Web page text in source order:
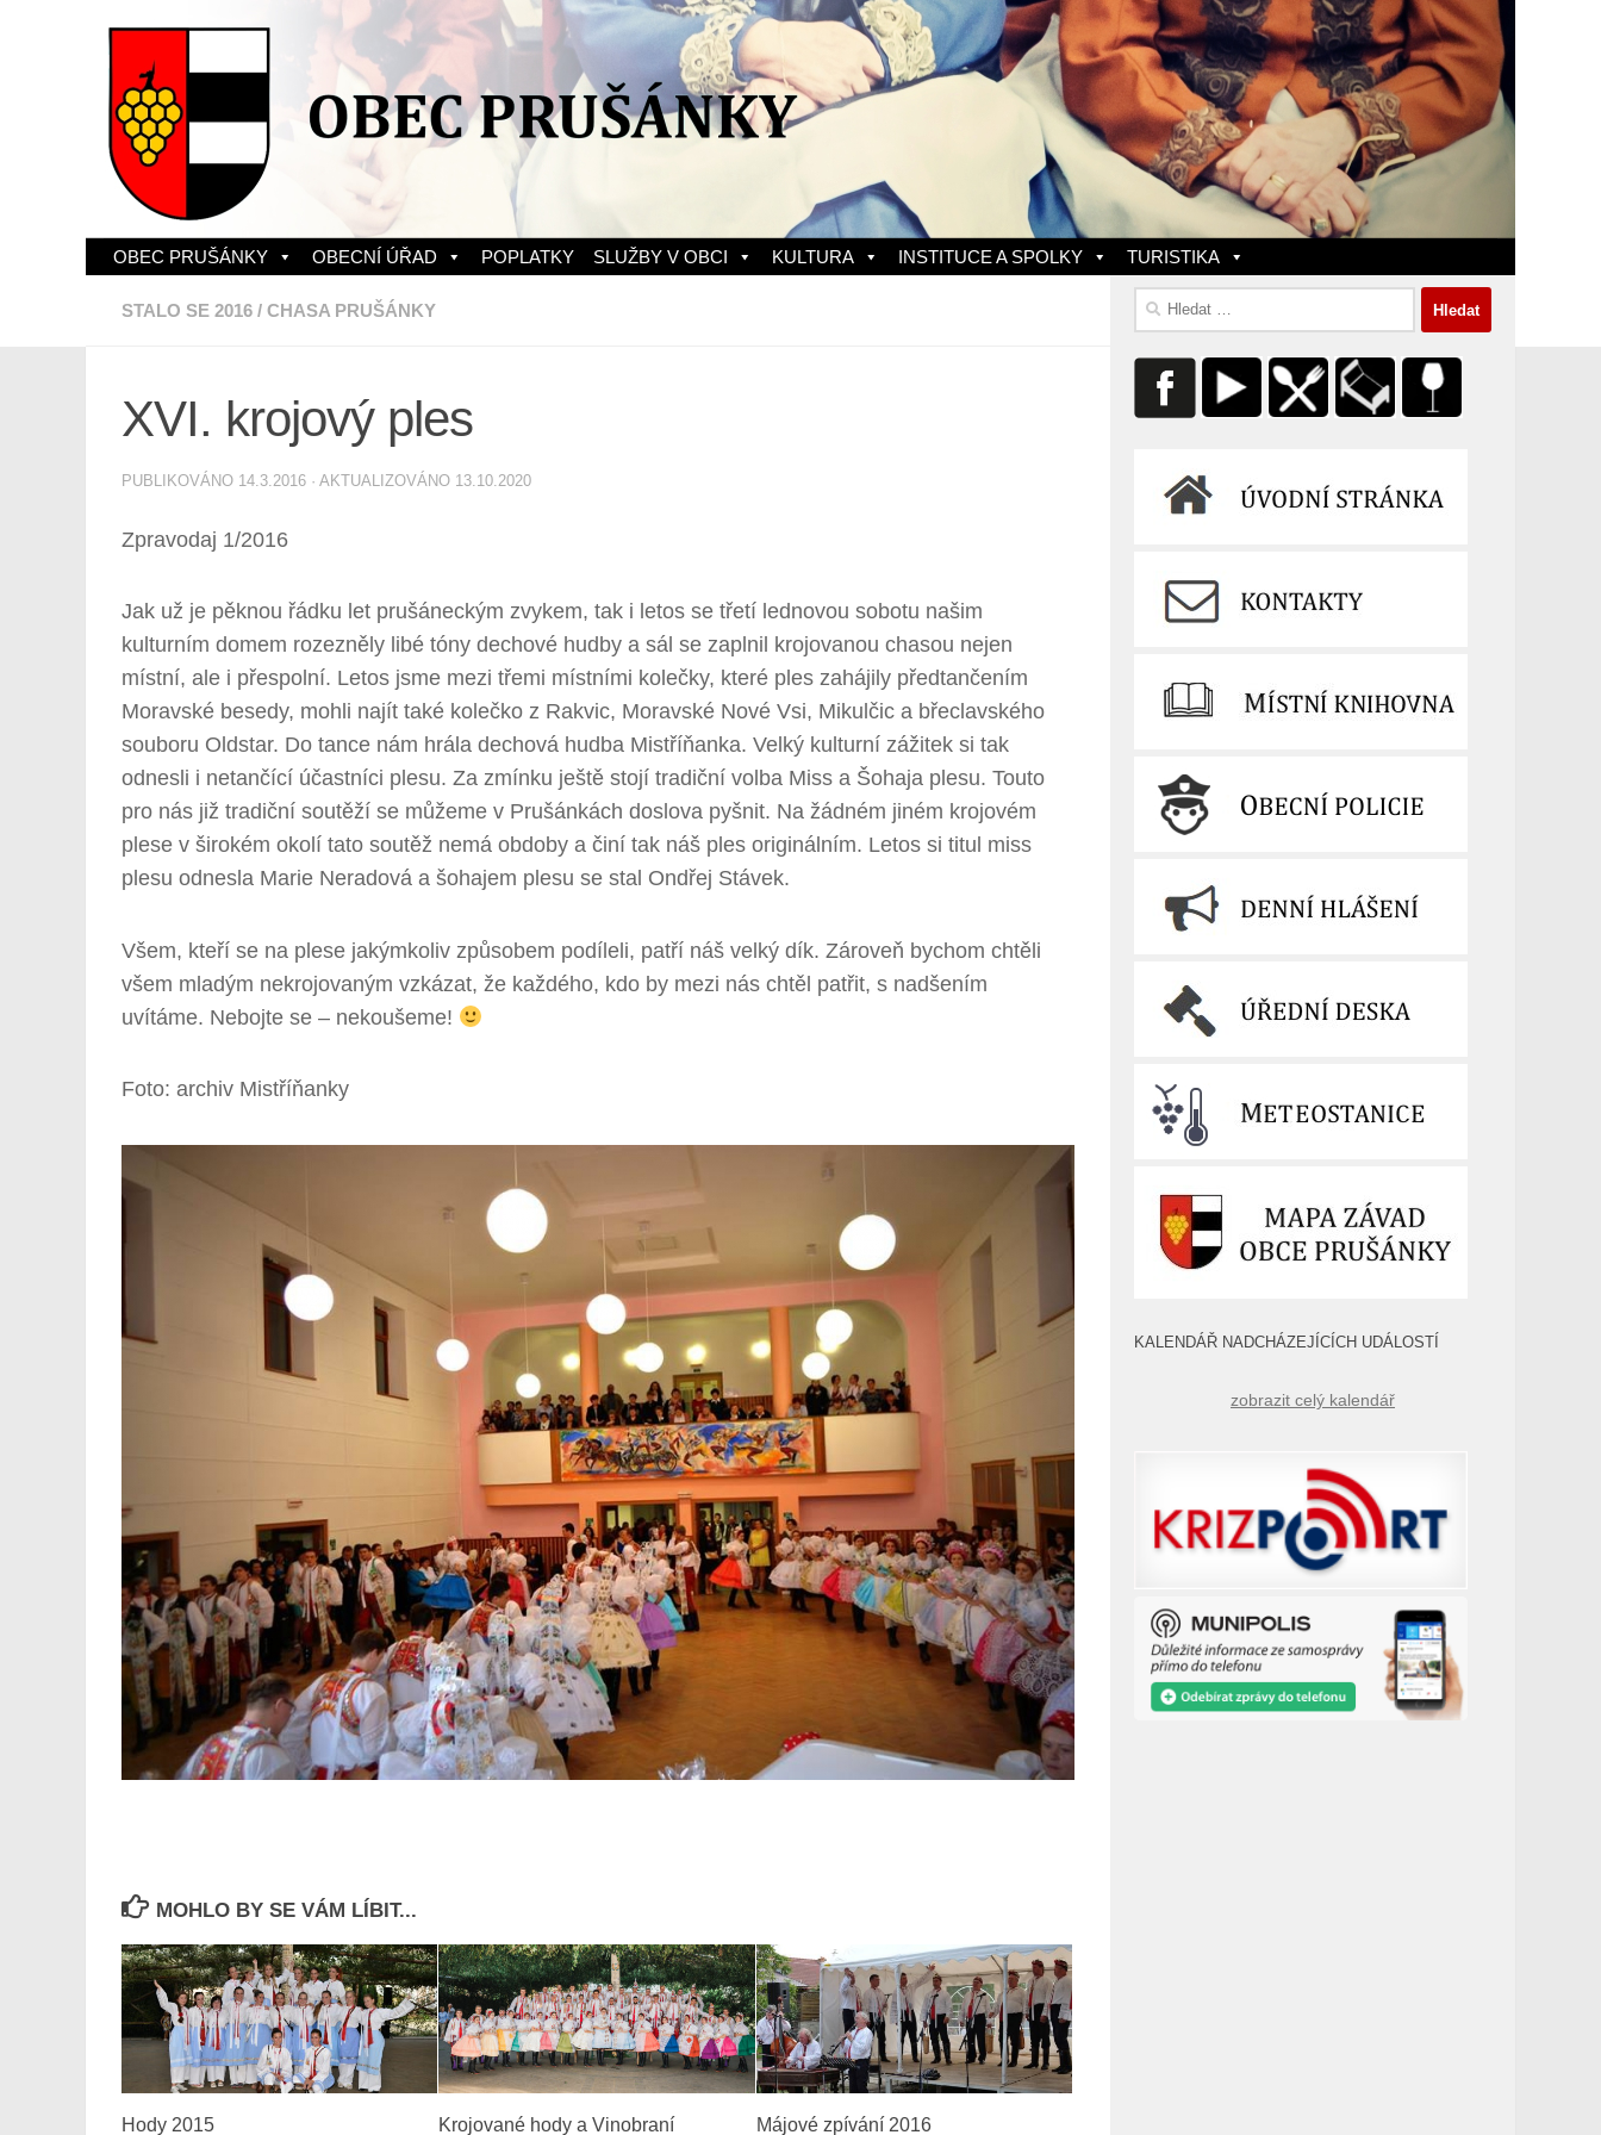
Skip to content
OBEC PRUŠÁNKY OBECNÍ ÚŘAD POPLATKY SLUŽBY V OBCI KULTURA INSTITUCE A SPOLKY TURISTIKA
STALO SE 2016 / CHASA PRUŠÁNKY
XVI. krojový ples
PUBLIKOVÁNO 14.3.2016 · AKTUALIZOVÁNO 13.10.2020
Zpravodaj 1/2016
Jak už je pěknou řádku let prušáneckým zvykem, tak i letos se třetí lednovou sobotu našim
kulturním domem rozezněly libé tóny dechové hudby a sál se zaplnil krojovanou chasou nejen
místní, ale i přespolní. Letos jsme mezi třemi místními kolečky, které ples zahájily předtančením
Moravské besedy, mohli najít také kolečko z Rakvic, Moravské Nové Vsi, Mikulčic a břeclavského
souboru Oldstar. Do tance nám hrála dechová hudba Mistříňanka. Velký kulturní zážitek si tak
odnesli i netančící účastníci plesu. Za zmínku ještě stojí tradiční volba Miss a Šohaja plesu. Touto
pro nás již tradiční soutěží se můžeme v Prušánkách doslova pyšnit. Na žádném jiném krojovém
plese v širokém okolí tato soutěž nemá obdoby a činí tak náš ples originálním. Letos si titul miss
plesu odnesla Marie Neradová a šohajem plesu se stal Ondřej Stávek.
Všem, kteří se na plese jakýmkoliv způsobem podíleli, patří náš velký dík. Zároveň bychom chtěli
všem mladým nekrojovaným vzkázat, že každého, kdo by mezi nás chtěl patřit, s nadšením
uvítáme. Nebojte se – nekoušeme!
Foto: archiv Mistříňanky
MOHLO BY SE VÁM LÍBIT...
Hody 2015 Krojované hody a Vinobraní Májové zpívání 2016
Vyhledávání
KALENDÁŘ NADCHÁZEJÍCÍCH UDÁLOSTÍ
zobrazit celý kalendář